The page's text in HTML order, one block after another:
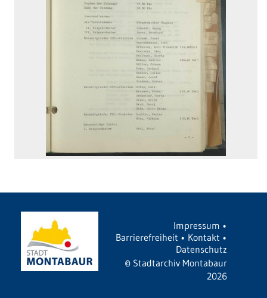
Impressum •
Barrierefreiheit • Kontakt •
Datenschutz
© Stadtarchiv Montabaur
2026